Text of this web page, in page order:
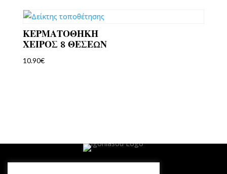
ΚΕΡΜΑΤΟΘΗΚΗ
ΧΕΙΡΟΣ 8 ΘΕΣΕΩΝ
10.90€